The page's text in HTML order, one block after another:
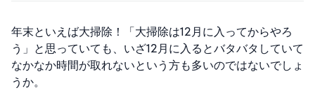
年末といえば大掃除！「大掃除は12月に入ってからやろ
う」と思っていても、いざ12月に入るとバタバタしていて
なかなか時間が取れないという方も多いのではないでしょ
うか。